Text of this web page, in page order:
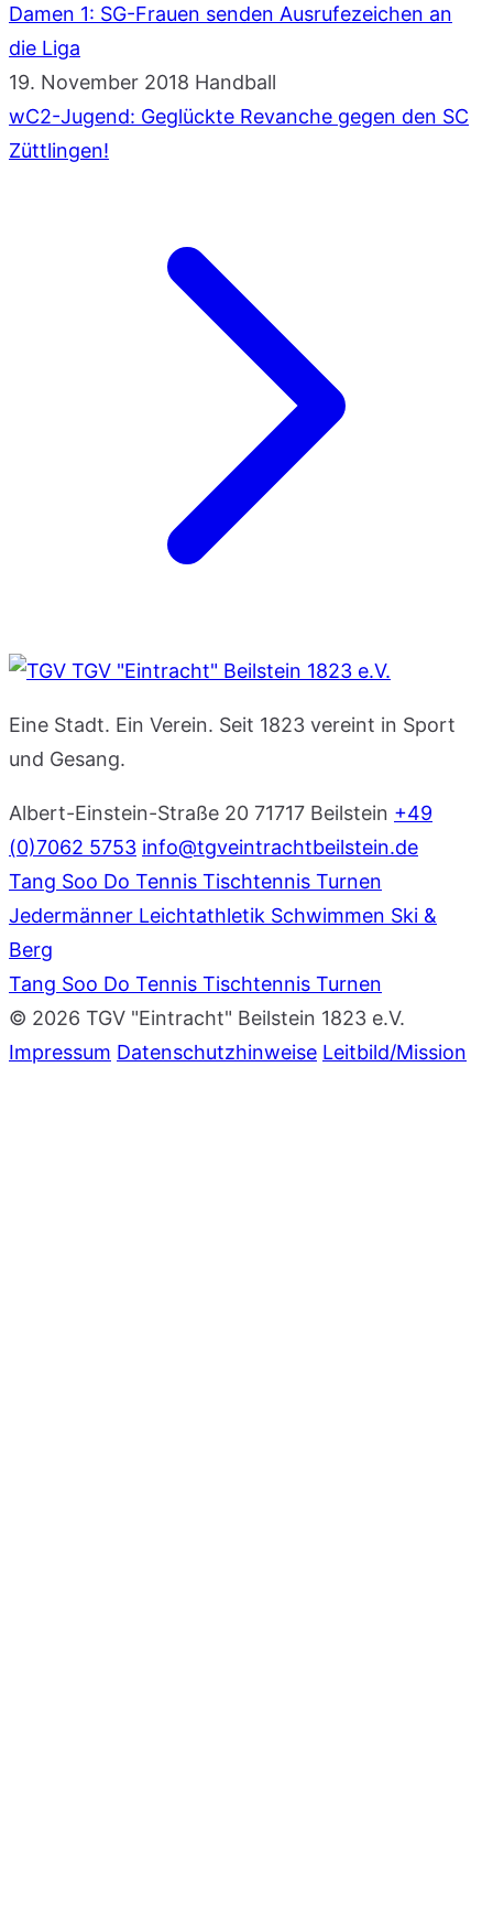
Damen 1: SG-Frauen senden Ausrufezeichen an
die Liga
19. November 2018 Handball
wC2-Jugend: Geglückte Revanche gegen den SC
Züttlingen!
TGV "Eintracht" Beilstein 1823 e.V.
Eine Stadt. Ein Verein. Seit 1823 vereint in Sport
und Gesang.
Albert-Einstein-Straße 20 71717 Beilstein +49
(0)7062 5753 info@tgveintrachtbeilstein.de
Tang Soo Do Tennis Tischtennis Turnen
Jedermänner Leichtathletik Schwimmen Ski &
Berg
Tang Soo Do Tennis Tischtennis Turnen
© 2026 TGV "Eintracht" Beilstein 1823 e.V.
Impressum Datenschutzhinweise Leitbild/Mission